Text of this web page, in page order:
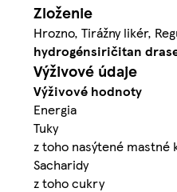
Zloženie
Hrozno, Tirážny likér,
hydrogénsiričitan
Výživové údaje
Výživové hodnoty
Energia
Tuky
z toho nasýtené mastné
Sacharidy
z toho cukry